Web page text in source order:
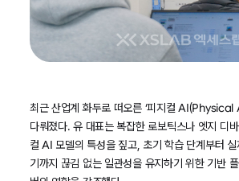
최근 산업계 화두로 떠오른 ‘피지컬 AI(Physical
다뤄졌다. 유 대표는 복잡한 로보틱스나 엣지 디
컬 AI 모델의 특성을 짚고, 초기 학습 단계부터
기까지 끊김 없는 일관성을 유지하기 위한 기반